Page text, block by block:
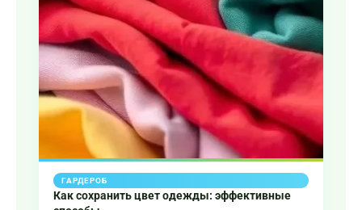
ГАРДЕРОБ
Как сохранить цвет одежды: эффективные